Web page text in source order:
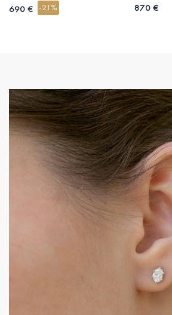
690 € -21% 870 €